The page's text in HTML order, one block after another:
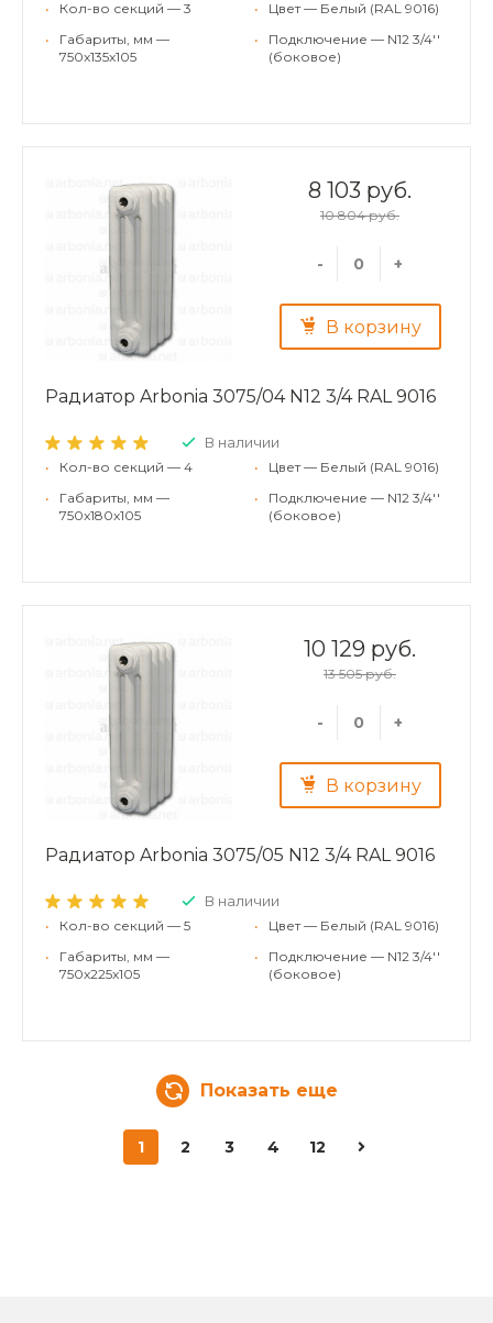
•
Кол-во секций — 3
•
Габариты, мм —
750x135x105
•
Цвет — Белый (RAL 9016)
•
Подключение — N12 3/4''
(боковое)
8 103 руб.
10 804 руб.
- +
В корзину
Радиатор Arbonia 3075/04 N12 3/4 RAL 9016
В наличии
•
Кол-во секций — 4
•
Габариты, мм —
750x180x105
•
Цвет — Белый (RAL 9016)
•
Подключение — N12 3/4''
(боковое)
10 129 руб.
13 505 руб.
- +
В корзину
Радиатор Arbonia 3075/05 N12 3/4 RAL 9016
В наличии
•
Кол-во секций — 5
•
Габариты, мм —
750x225x105
•
Цвет — Белый (RAL 9016)
•
Подключение — N12 3/4''
(боковое)
Показать еще
1 2 3 4 12